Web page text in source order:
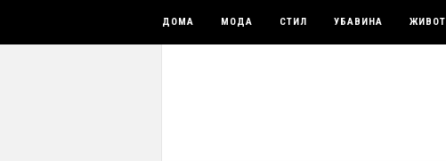
ДОМА МОДА СТИЛ УБАВИНА ЖИВОТ